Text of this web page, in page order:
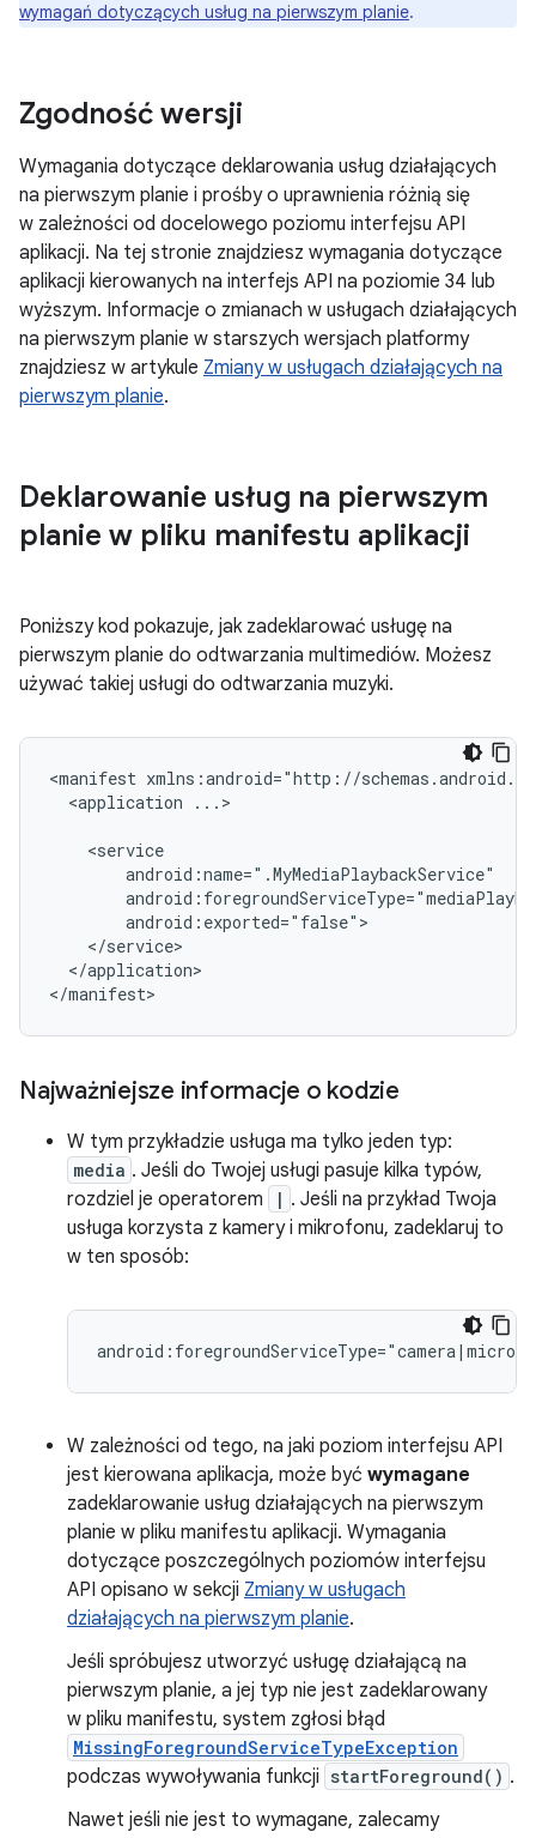
wymagań dotyczących usług na pierwszym planie.
Zgodność wersji
Wymagania dotyczące deklarowania usług działających
na pierwszym planie i prośby o uprawnienia różnią się
w zależności od docelowego poziomu interfejsu API
aplikacji. Na tej stronie znajdziesz wymagania dotyczące
aplikacji kierowanych na interfejs API na poziomie 34 lub
wyższym. Informacje o zmianach w usługach działających
na pierwszym planie w starszych wersjach platformy
znajdziesz w artykule Zmiany w usługach działających na
pierwszym planie.
Deklarowanie usług na pierwszym
planie w pliku manifestu aplikacji
Poniższy kod pokazuje, jak zadeklarować usługę na
pierwszym planie do odtwarzania multimediów. Możesz
używać takiej usługi do odtwarzania muzyki.
<manifest xmlns:android="http://
<application
...>
</application>
Najważniejsze informacje o kodzie
W tym przykładzie usługa ma tylko jeden typ:
media . Jeśli do Twojej usługi pasuje kilka typów,
rozdziel je operatorem
| . Jeśli na przykład Twoja
usługa korzysta z kamery i mikrofonu, zadeklaruj to
w ten sposób:
W zależności od tego, na jaki poziom interfejsu API
jest kierowana aplikacja, może być wymagane
zadeklarowanie usług działających na pierwszym
planie w pliku manifestu aplikacji. Wymagania
dotyczące poszczególnych poziomów interfejsu
API opisano w sekcji Zmiany w usługach
działających na pierwszym planie.
Jeśli spróbujesz utworzyć usługę działającą na
pierwszym planie, a jej typ nie jest zadeklarowany
w pliku manifestu, system zgłosi błąd
MissingForegroundServiceTypeException
podczas wywoływania funkcji startForeground() .
Nawet jeśli nie jest to wymagane, zalecamy